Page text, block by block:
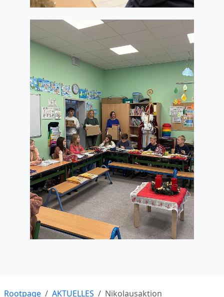
Rootpage AKTUELLES Nikolausaktion